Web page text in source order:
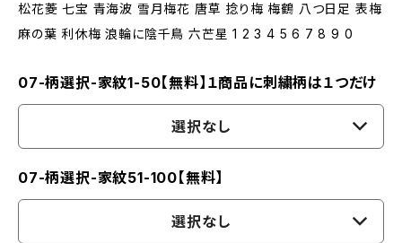
松花菱 七宝 青海波 雪月梅花 唐草 捻り梅 梅鶴 八つ日足 表梅
麻の葉 利休梅 浪輪に陰千鳥 六芒星 1 2 3 4 5 6 7 8 9 0
07-柄選択-家紋1-50【無料】１商品に刺繍柄は１つだけ
選択なし
07-柄選択-家紋51-100【無料】
選択なし